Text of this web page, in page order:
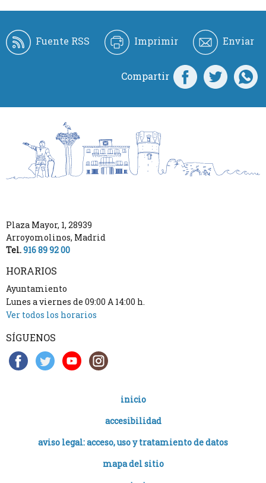
Fuente RSS Imprimir Enviar
Compartir
Plaza Mayor, 1, 28939
Arroyomolinos, Madrid
Tel.916 89 92 00
HORARIOS
Ayuntamiento
Lunes a viernes de 09:00 A 14:00 h.
Ver todos los horarios
SÍGUENOS
inicio
accesibilidad
aviso legal: acceso, uso y tratamiento de datos
mapa del sitio